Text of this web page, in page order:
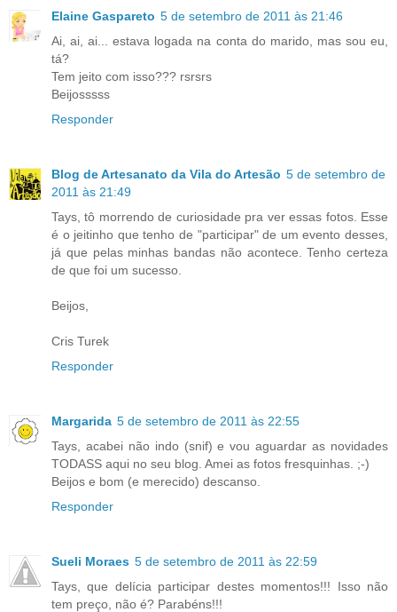
Elaine Gaspareto 5 de setembro de 2011 às 21:46
Ai, ai, ai... estava logada na conta do marido, mas sou eu,
tá?
Tem jeito com isso??? rsrsrs
Beijosssss
Responder
Blog de Artesanato da Vila do Artesão 5 de setembro de
2011 às 21:49
Tays, tô morrendo de curiosidade pra ver essas fotos. Esse
é o jeitinho que tenho de "participar" de um evento desses,
já que pelas minhas bandas não acontece. Tenho certeza
de que foi um sucesso.
Beijos,
Cris Turek
Responder
Margarida 5 de setembro de 2011 às 22:55
Tays, acabei não indo (snif) e vou aguardar as novidades
TODASS aqui no seu blog. Amei as fotos fresquinhas. ;-)
Beijos e bom (e merecido) descanso.
Responder
Sueli Moraes 5 de setembro de 2011 às 22:59
Tays, que delícia participar destes momentos!!! Isso não
tem preço, não é? Parabéns!!!